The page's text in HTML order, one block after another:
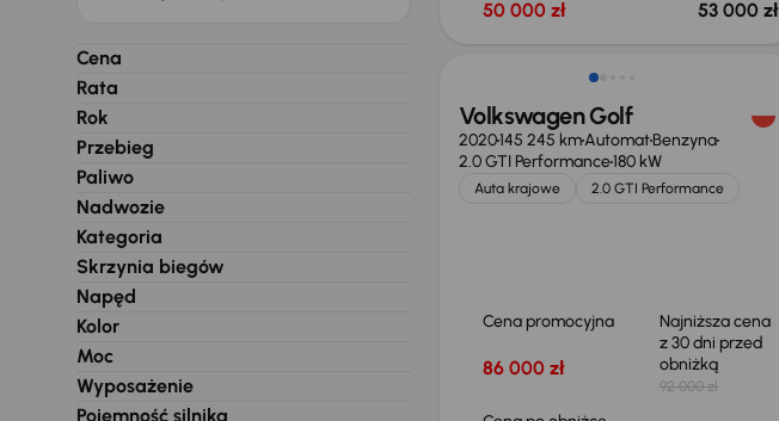
Cena
Rata
Rok
Przebieg
Paliwo
Nadwozie
Kategoria
Skrzynia biegów
Napęd
Kolor
Moc
Wyposażenie
Pojemność silnika
50 000 zł 53 000 zł
Taniej o 2 000 zł
Volkswagen Golf
2020145 245 kmAutomatBenzyna
2.0 GTI Performance180 kW
Auta krajowe 2.0 GTI Performance
Cena promocyjna
86 000 zł
Najniższa cena
z 30 dni przed
obniżką
92 000 zł